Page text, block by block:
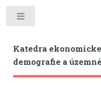
Katedra
demografie a